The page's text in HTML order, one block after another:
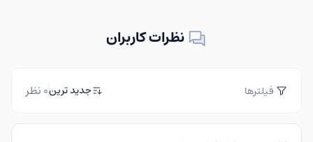
نظرات کاربران
فیلترها جدید ترین0 نظر